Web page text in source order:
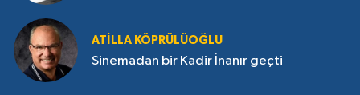
ATILLA KÖPRÜLÜOĞLU
Sinemadan bir Kadir İnanır geçti